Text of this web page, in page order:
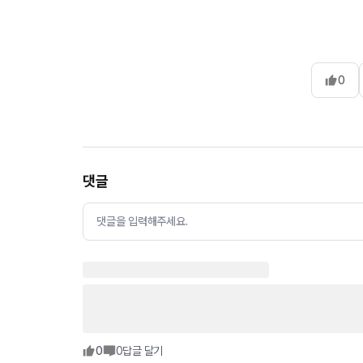
0
댓글
댓글을 입력해주세요.
0 0답글 달기